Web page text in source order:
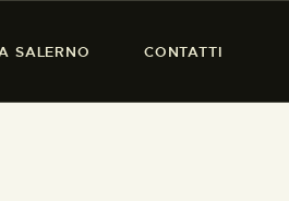
SALERNO CONTATTI